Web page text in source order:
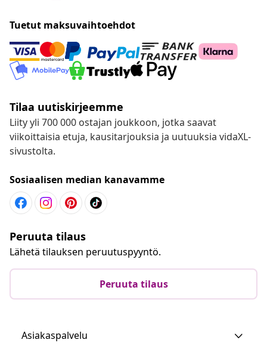
Tuetut maksuvaihtoehdot
Tilaa uutiskirjeemme
Liity yli 700 000 ostajan joukkoon, jotka saavat
viikoittaisia etuja, kausitarjouksia ja uutuuksia vidaXL-
sivustolta.
Sosiaalisen median kanavamme
Peruuta tilaus
Lähetä tilauksen peruutuspyyntö.
Peruuta tilaus
Asiakaspalvelu